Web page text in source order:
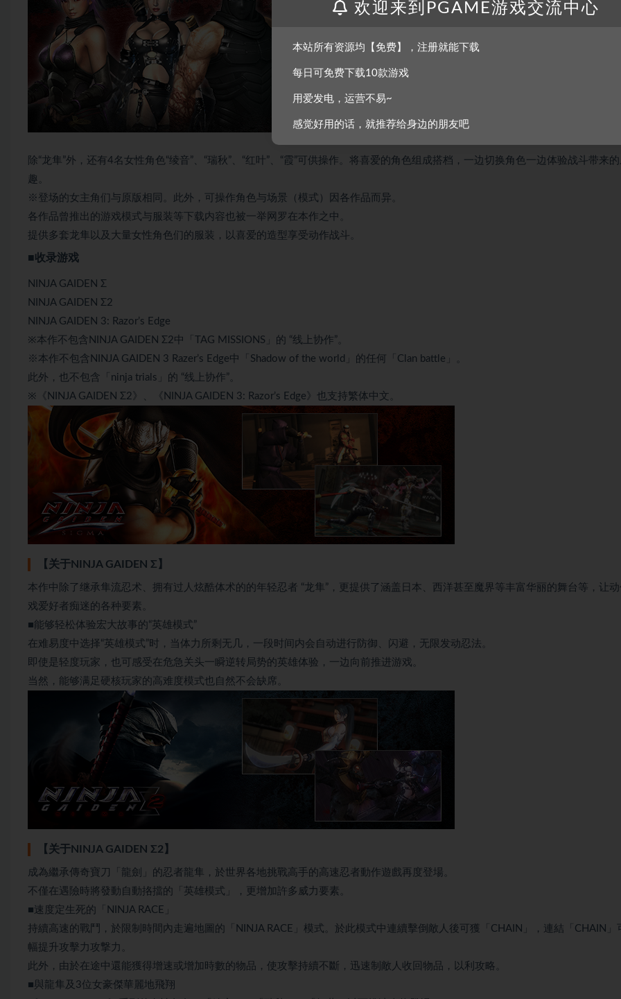
除“龙隼”外，还有4名女性角色“绫音”、“瑞秋”、“红叶”、“霞”可供操作。将喜爱的角色组成搭档，一边切换角色一边体验战斗带来
趣。
※登场的女主角们与原版相同。此外，可操作角色与场景（模式）因各作品而异。
各作品曾推出的游戏模式与服装等下载内容也被一举网罗在本作之中。
提供多套龙隼以及大量女性角色们的服装，以喜爱的造型享受动作战斗。
■收录游戏
NINJA GAIDEN Σ
NINJA GAIDEN Σ2
NINJA GAIDEN 3: Razor’s Edge
※本作不包含NINJA GAIDEN Σ2中「TAG MISSIONS」的 “线上协作”。
※本作不包含NINJA GAIDEN 3 Razer’s Edge中「Shadow of the world」的任何「Clan battle」。
此外，也不包含「ninja trials」的 “线上协作”。
※《NINJA GAIDEN Σ2》、《NINJA GAIDEN 3: Razor’s Edge》也支持繁体中文。
【关于NINJA GAIDEN Σ】
本作中除了继承隼流忍术、拥有过人炫酷体术的的年轻忍者 “龙隼”，更提供了涵盖日本、西洋甚至魔界等丰富华丽的舞台等，让
戏爱好者痴迷的各种要素。
■能够轻松体验宏大故事的“英雄模式”
在难易度中选择“英雄模式”时，当体力所剩无几，一段时间内会自动进行防御、闪避，无限发动忍法。
即使是轻度玩家，也可感受在危急关头一瞬逆转局势的英雄体验，一边向前推进游戏。
当然，能够满足硬核玩家的高难度模式也自然不会缺席。
【关于NINJA GAIDEN Σ2】
成為繼承傳奇寶刀「龍劍」的忍者龍隼，於世界各地挑戰高手的高速忍者動作遊戲再度登場。
不僅在遇險時將發動自動挌擋的「英雄模式」，更增加許多威力要素。
■速度定生死的「NINJA RACE」
持續高速的戰鬥，於限制時間內走遍地圖的「NINJA RACE」模式。於此模式中連續擊倒敵人後可獲「CHAIN」，連結「CHAIN」
幅提升攻擊力攻撃力。
此外，由於在途中還能獲得增速或增加時數的物品，使攻擊持續不斷，迅速制敵人收回物品，以利攻略。
■與龍隼及3位女豪傑華麗地飛翔
欢迎来到PGAME游戏交流中心
本站所有资源均【免费】，注册就能下载
每日可免费下载10款游戏
用爱发电，运营不易~
感觉好用的话，就推荐给身边的朋友吧